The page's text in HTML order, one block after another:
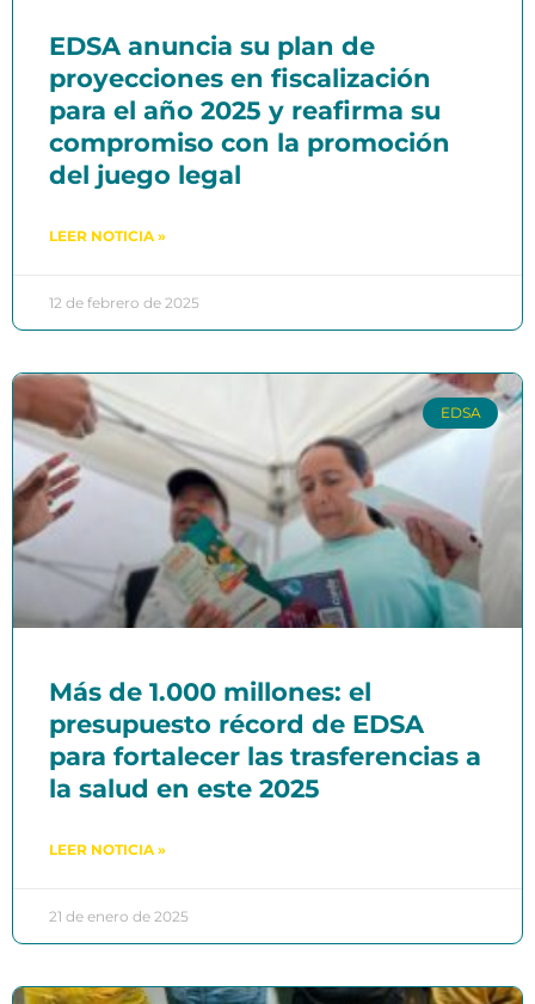
EDSA anuncia su plan de
proyecciones en fiscalización
para el año 2025 y reafirma su
compromiso con la promoción
del juego legal
LEER NOTICIA »
12 de febrero de 2025
EDSA
Más de 1.000 millones: el
presupuesto récord de EDSA
para fortalecer las trasferencias a
la salud en este 2025
LEER NOTICIA »
21 de enero de 2025